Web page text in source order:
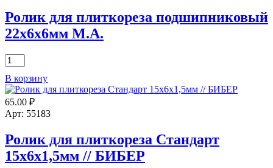
Ролик для плиткореза подшипниковый
22х6х6мм М.А.
Количество
товара
Ролик
для
плиткореза
подшипниковый
М.А.
В корзину
65.00 ₽
Арт: 55183
Ролик для плиткореза Стандарт
15х6х1,5мм // БИБЕР